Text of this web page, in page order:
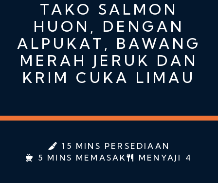
TAKO SALMON
HUON, DENGAN
ALPUKAT, BAWANG
MERAH JERUK DAN
KRIM CUKA LIMAU
15 MINS PERSEDIAAN
5 MINS MEMASAK
MENYAJI 4